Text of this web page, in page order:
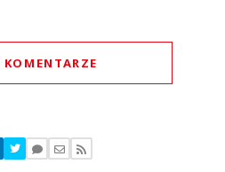
komentarzy
komentarze